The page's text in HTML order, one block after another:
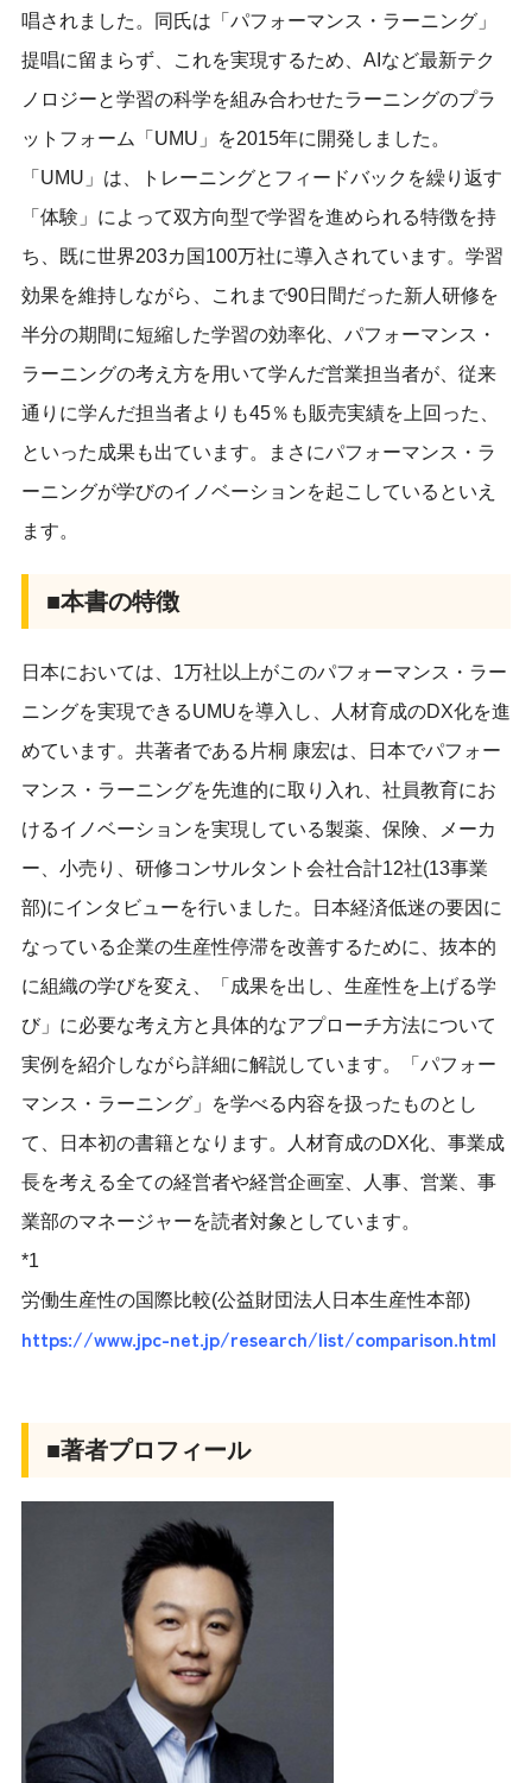
唱されました。同氏は「パフォーマンス・ラーニング」
提唱に留まらず、これを実現するため、AIなど最新テク
ノロジーと学習の科学を組み合わせたラーニングのプラ
ットフォーム「UMU」を2015年に開発しました。
「UMU」は、トレーニングとフィードバックを繰り返す
「体験」によって双方向型で学習を進められる特徴を持
ち、既に世界203カ国100万社に導入されています。学習
効果を維持しながら、これまで90日間だった新人研修を
半分の期間に短縮した学習の効率化、パフォーマンス・
ラーニングの考え方を用いて学んだ営業担当者が、従来
通りに学んだ担当者よりも45％も販売実績を上回った、
といった成果も出ています。まさにパフォーマンス・ラ
ーニングが学びのイノベーションを起こしているといえ
ます。
■本書の特徴
日本においては、1万社以上がこのパフォーマンス・ラー
ニングを実現できるUMUを導入し、人材育成のDX化を進
めています。共著者である片桐 康宏は、日本でパフォー
マンス・ラーニングを先進的に取り入れ、社員教育にお
けるイノベーションを実現している製薬、保険、メーカ
ー、小売り、研修コンサルタント会社合計12社(13事業
部)にインタビューを行いました。日本経済低迷の要因に
なっている企業の生産性停滞を改善するために、抜本的
に組織の学びを変え、「成果を出し、生産性を上げる学
び」に必要な考え方と具体的なアプローチ方法について
実例を紹介しながら詳細に解説しています。「パフォー
マンス・ラーニング」を学べる内容を扱ったものとし
て、日本初の書籍となります。人材育成のDX化、事業成
長を考える全ての経営者や経営企画室、人事、営業、事
業部のマネージャーを読者対象としています。
*1
労働生産性の国際比較(公益財団法人日本生産性本部)
https://www.jpc-net.jp/research/list/comparison.html
■著者プロフィール